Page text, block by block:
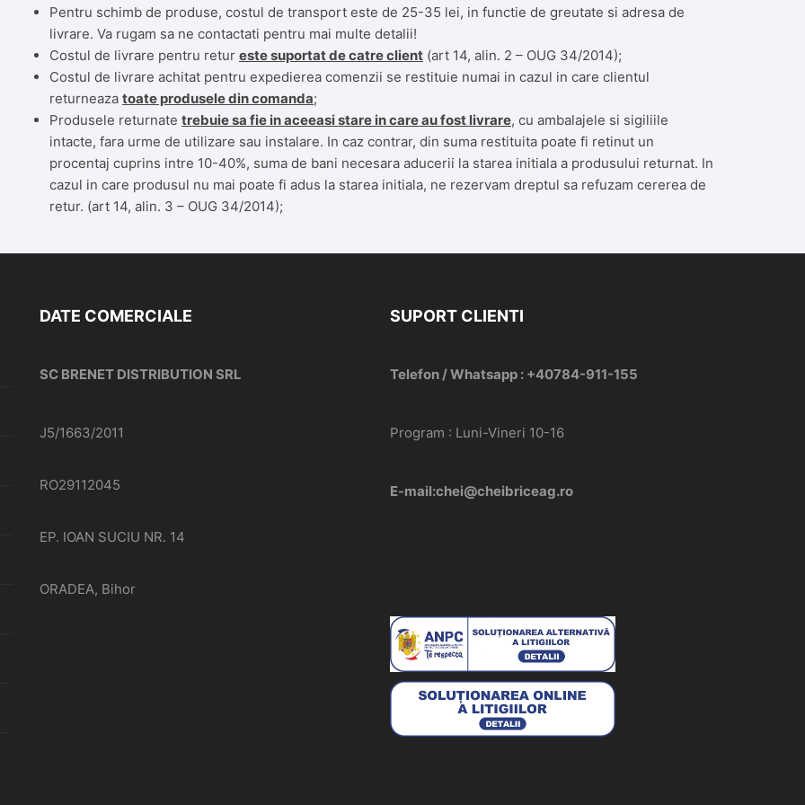
Pentru schimb de produse, costul de transport este de 25-35 lei, in functie de greutate si adresa de
livrare. Va rugam sa ne contactati pentru mai multe detalii!
Costul de livrare pentru retur este suportat de catre client (art 14, alin. 2 – OUG 34/2014);
Costul de livrare achitat pentru expedierea comenzii se restituie numai in cazul in care clientul
returneaza toate produsele din comanda;
Produsele returnate trebuie sa fie in aceeasi stare in care au fost livrare, cu ambalajele si sigiliile
intacte, fara urme de utilizare sau instalare. In caz contrar, din suma restituita poate fi retinut un
procentaj cuprins intre 10-40%, suma de bani necesara aducerii la starea initiala a produsului returnat. In
cazul in care produsul nu mai poate fi adus la starea initiala, ne rezervam dreptul sa refuzam cererea de
retur. (art 14, alin. 3 – OUG 34/2014);
DATE COMERCIALE
SC BRENET DISTRIBUTION SRL
J5/1663/2011
RO29112045
EP. IOAN SUCIU NR. 14
ORADEA, Bihor
SUPORT CLIENTI
Telefon / Whatsapp : +40784-911-155
Program : Luni-Vineri 10-16
E-mail:chei@cheibriceag.ro